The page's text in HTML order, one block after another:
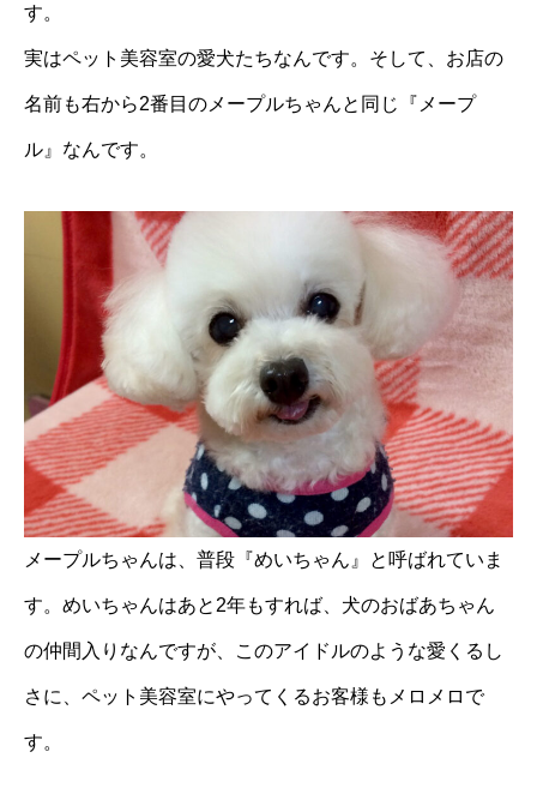
す。
実はペット美容室の愛犬たちなんです。そして、お店の
名前も右から2番目のメープルちゃんと同じ『メープ
ル』なんです。
メープルちゃんは、普段『めいちゃん』と呼ばれていま
す。めいちゃんはあと2年もすれば、犬のおばあちゃん
の仲間入りなんですが、このアイドルのような愛くるし
さに、ペット美容室にやってくるお客様もメロメロで
す。